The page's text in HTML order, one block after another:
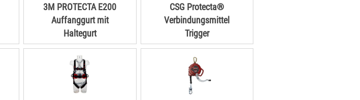
3M PROTECTA E200
Auffanggurt mit
Haltegurt
CSG Protecta®
Verbindungsmittel
Trigger